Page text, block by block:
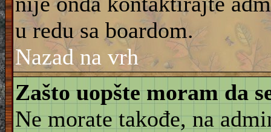
u redu sa boardom.
Nazad na vrh
Zašto uopšte moram da
Ne morate takođe, na